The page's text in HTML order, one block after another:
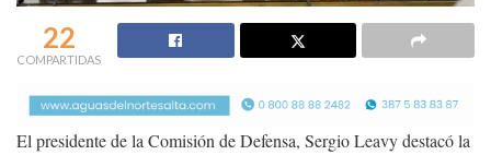
22
COMPARTIDAS
El presidente de la Comisión de Defensa, Sergio Leavy destacó la